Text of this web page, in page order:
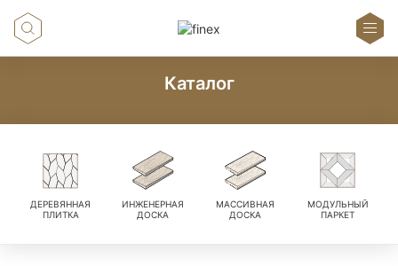
Каталог
ДЕРЕВЯННАЯ
ПЛИТКА
ИНЖЕНЕРНАЯ
ДОСКА
МАССИВНАЯ
ДОСКА
МОДУЛЬНЫЙ
ПАРКЕТ